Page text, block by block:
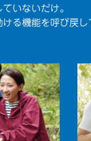
いないだけ。
る機能を呼び戻し